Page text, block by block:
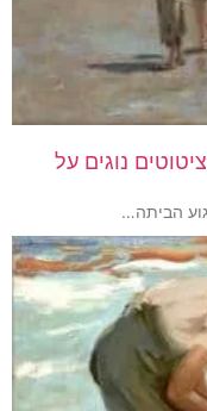
נוסטלגיה היא לא מה שהיה פעם: 7 ציטוטים נוגים על
הביתה…